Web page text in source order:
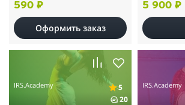
590 ₽
Оформить заказ
5 900 ₽
IRS.Academy
5
20
IRS.Academy